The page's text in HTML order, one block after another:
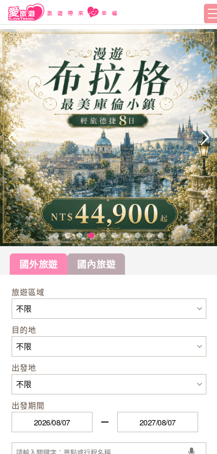
國外旅遊 國內旅遊
旅遊區域
目的地
出發地
出發期間